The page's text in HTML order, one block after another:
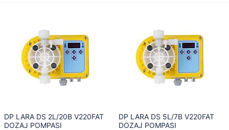
DP LARA DS 2L/20B V220FAT
DOZAJ POMPASI
DP LARA DS 5L/7B V220FAT
DOZAJ POMPASI